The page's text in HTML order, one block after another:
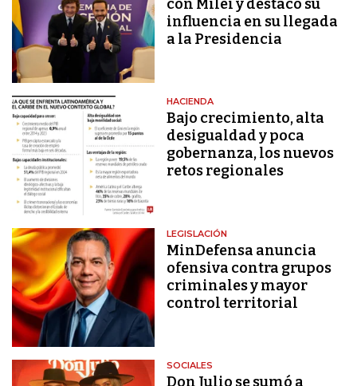
con Milei y destacó su
influencia en su llegada
a la Presidencia
HACIENDA
Bajo crecimiento, alta
desigualdad y poca
gobernanza, los nuevos
retos regionales
LEGISLACIÓN
MinDefensa anuncia
ofensiva contra grupos
criminales y mayor
control territorial
SOCIALES
Don Julio se sumó a